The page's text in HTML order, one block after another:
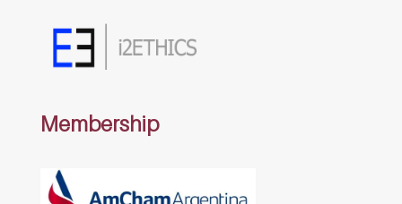
Membership